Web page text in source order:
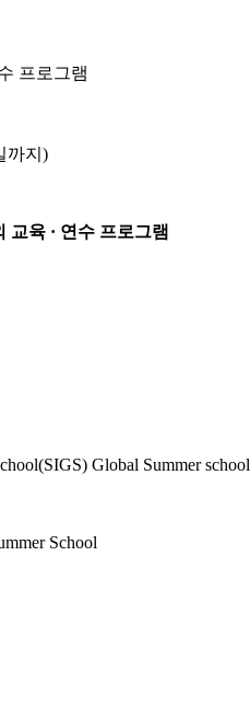
프로그램
까지)
교육 · 연수 프로그램
Global Summer school
School